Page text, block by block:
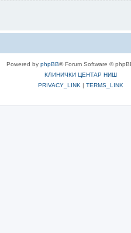
Powered by phpBB® Forum Software ©
КЛИНИЧКИ ЦЕНТАР НИШ
PRIVACY_LINK | TERMS_LINK